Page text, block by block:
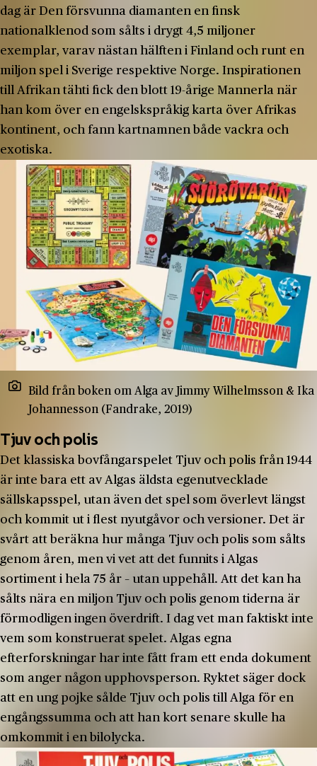
dag är Den försvunna diamanten en finsk
nationalklenod som sålts i drygt 4,5 miljoner
exemplar, varav nästan hälften i Finland och runt en
miljon spel i Sverige respektive Norge. Inspirationen
till Afrikan tähti fick den blott 19-årige Mannerla när
han kom över en engelskspråkig karta över Afrikas
kontinent, och fann kartnamnen både vackra och
exotiska.
Bild från boken om Alga av Jimmy Wilhelmsson & Ika
Johannesson (Fandrake, 2019)
Tjuv och polis
Det klassiska bovfångarspelet Tjuv och polis från 1944
är inte bara ett av Algas äldsta egenutvecklade
sällskapsspel, utan även det spel som överlevt längst
och kommit ut i flest nyutgåvor och versioner. Det är
svårt att beräkna hur många Tjuv och polis som sålts
genom åren, men vi vet att det funnits i Algas
sortiment i hela 75 år – utan uppehåll. Att det kan ha
sålts nära en miljon Tjuv och polis genom tiderna är
förmodligen ingen överdrift. I dag vet man faktiskt inte
vem som konstruerat spelet. Algas egna
efterforskningar har inte fått fram ett enda dokument
som anger någon upphovsperson. Ryktet säger dock
att en ung pojke sålde Tjuv och polis till Alga för en
engångssumma och att han kort senare skulle ha
omkommit i en bilolycka.